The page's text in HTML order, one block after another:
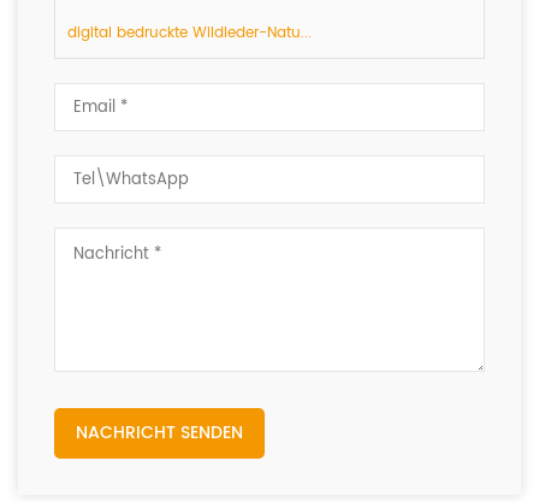
digital bedruckte Wildleder-Natu...
NACHRICHT SENDEN